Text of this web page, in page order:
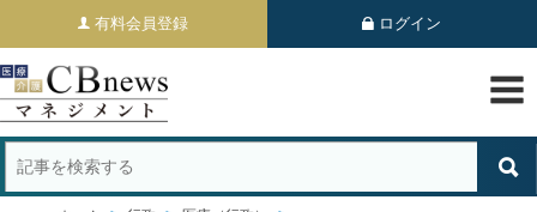
有料会員登録 ログイン